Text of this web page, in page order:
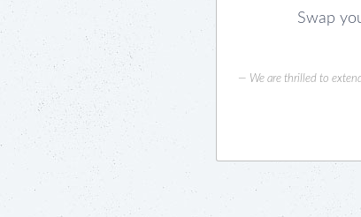
Swap
We are thrilled to